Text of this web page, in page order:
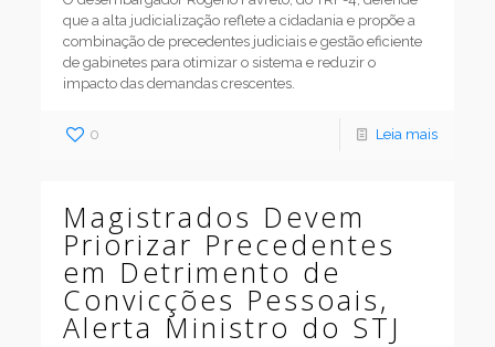
que a alta judicialização reflete a cidadania e propõe a
combinação de precedentes judiciais e gestão eficiente
de gabinetes para otimizar o sistema e reduzir o
impacto das demandas crescentes.
0 Leia mais
Magistrados Devem
Priorizar Precedentes
em Detrimento de
Convicções Pessoais,
Alerta Ministro do STJ